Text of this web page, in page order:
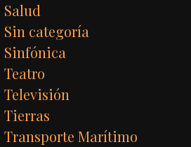
Salud
Sin categoría
Sinfónica
Teatro
Televisión
Tierras
Transporte Marítimo